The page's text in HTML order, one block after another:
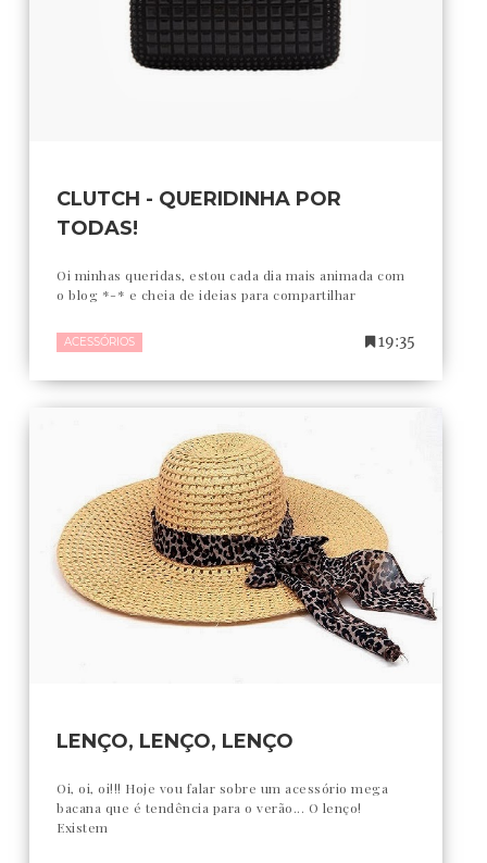
CLUTCH - QUERIDINHA POR
TODAS!
Oi minhas queridas, estou cada dia mais animada com
o blog *-* e cheia de ideias para compartilhar
ACESSÓRIOS 19:35
LENÇO, LENÇO, LENÇO
Oi, oi, oi!!! Hoje vou falar sobre um acessório mega
bacana que é tendência para o verão... O lenço!
Existem